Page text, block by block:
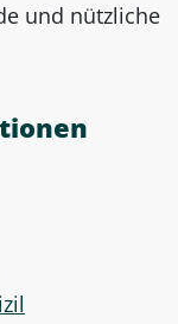
und nützliche